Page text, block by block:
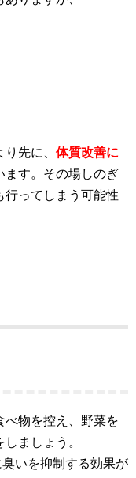
先に、 体質改善に
ます。その場しのぎ
行ってしまう可能性
べ物を控え、野菜を
ましょう。
いを抑制する効果が